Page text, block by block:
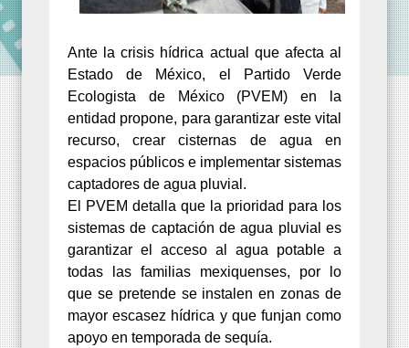
Ante la crisis hídrica actual que afecta al
Estado de México, el Partido Verde
Ecologista de México (PVEM) en la
entidad propone, para garantizar este vital
recurso, crear cisternas de agua en
espacios públicos e implementar sistemas
captadores de agua pluvial.
El PVEM detalla que la prioridad para los
sistemas de captación de agua pluvial es
garantizar el acceso al agua potable a
todas las familias mexiquenses, por lo
que se pretende se instalen en zonas de
mayor escasez hídrica y que funjan como
apoyo en temporada de sequía.